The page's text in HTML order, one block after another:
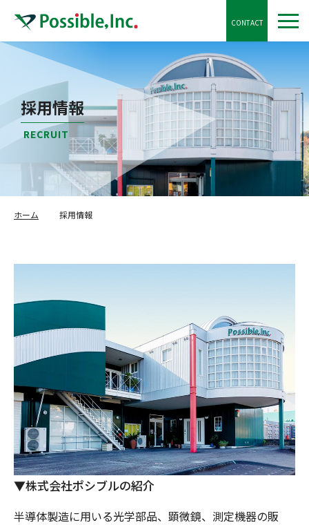
CONTACT
採用情報
RECRUIT
ホーム 採用情報
▼株式会社ポシブルの紹介
半導体製造に用いる光学部品、顕微鏡、測定機器の販